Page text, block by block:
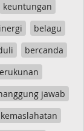
keuntungan
belagu
bercanda
jawab
kemaslahatan